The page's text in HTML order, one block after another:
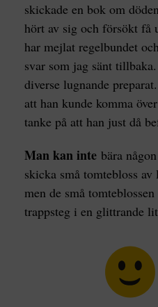
skickade en bok om
hört av sig och försökt få
har mejlat regelbundet
svar som jag sänt
diverse lugnande
att han kunde komma
tanke på att han just då
Man kan inte bära
skicka små tomtebloss
men de små
trappsteg i en glittrande